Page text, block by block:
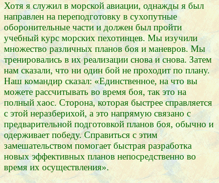
Хотя я служил в морской авиации, однажды я был
направлен на переподготовку в сухопутные
оборонительные части и должен был пройти
учебный курс морских пехотинцев. Мы изучили
множество различных планов боя и маневров. Мы
тренировались в их реализации снова и снова. Затем
нам сказали, что ни один бой не проходит по плану.
Наш командир сказал: «Единственное, на что вы
можете рассчитывать во время боя, так это на
полный хаос. Сторона, которая быстрее справляется
с этой неразберихой, а это напрямую связано с
предварительной подготовкой планов боя, обычно и
одерживает победу. Справиться с этим
замешательством помогает быстрая разработка
новых эффективных планов непосредственно во
время их осуществления».